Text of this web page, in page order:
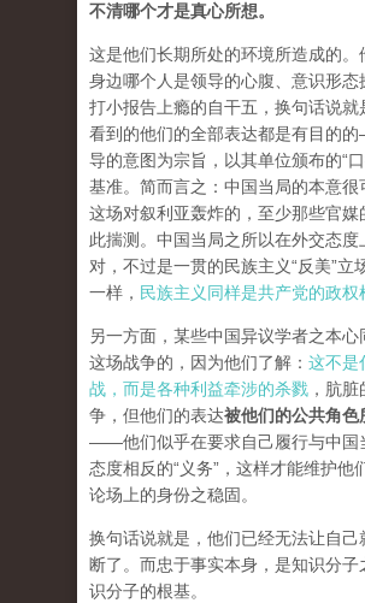
不清哪个才是真心所想。
这是他们长期所处的环境所造成的。
身边哪个人是领导的心腹、意识形态
打小报告上瘾的自干五，换句话说就
看到的他们的全部表达都是有目的
导的意图为宗旨，以其单位颁布的“
基准。简而言之：中国当局的本意很
这场对叙利亚轰炸的，至少那些官媒
此揣测。中国当局之所以在外交态度
对，不过是一贯的民族主义“反美”立
一样， 民族主义同样是共产党的政权
另一方面，某些中国异议学者之本心
这场战争的，因为他们了解： 这不是
战，而是各种利益牵涉的杀戮 ，肮
争，但他们的表达被他们的公共角色
——他们似乎在要求自己履行与中国
态度相反的“义务”，这样才能维护他
论场上的身份之稳固。
换句话说就是，他们已经无法让自己
断了。而忠于事实本身，是知识分子
识分子的根基。